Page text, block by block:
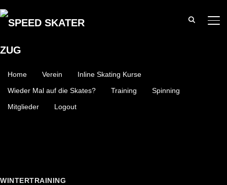
Home Verein
Inline Skating Kurse
Wieder Mal auf die Skates?
Training
Spinning
Mitglieder
Logout
WINTERTRAINING